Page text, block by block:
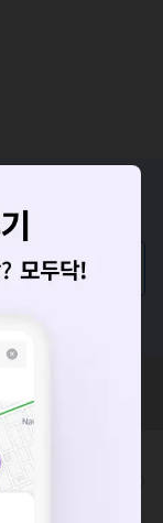
요?
비급여/급여 진료란?
.
다시 시도해주
널톡으로 문의